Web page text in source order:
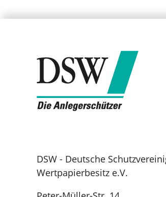
DSW - Deutsche
Wertpapierbesitz e.V.